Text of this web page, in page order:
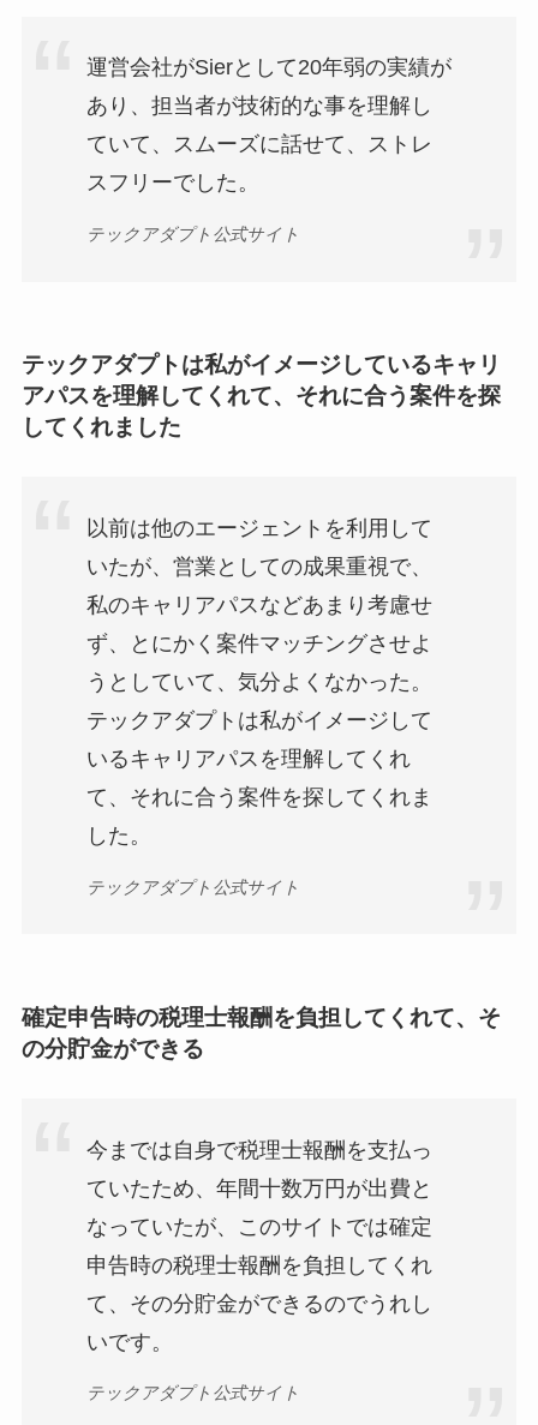
運営会社がSierとして20年弱の実績が
あり、担当者が技術的な事を理解し
ていて、スムーズに話せて、ストレ
スフリーでした。
テックアダプト公式サイト
テックアダプトは私がイメージしているキャリ
アパスを理解してくれて、それに合う案件を探
してくれました
以前は他のエージェントを利用して
いたが、営業としての成果重視で、
私のキャリアパスなどあまり考慮せ
ず、とにかく案件マッチングさせよ
うとしていて、気分よくなかった。
テックアダプトは私がイメージして
いるキャリアパスを理解してくれ
て、それに合う案件を探してくれま
した。
テックアダプト公式サイト
確定申告時の税理士報酬を負担してくれて、そ
の分貯金ができる
今までは自身で税理士報酬を支払っ
ていたため、年間十数万円が出費と
なっていたが、このサイトでは確定
申告時の税理士報酬を負担してくれ
て、その分貯金ができるのでうれし
いです。
テックアダプト公式サイト